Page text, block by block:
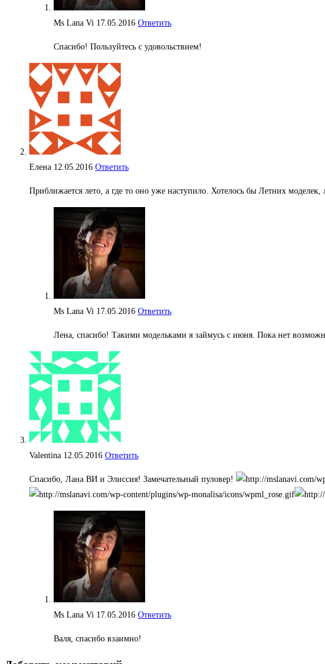
Ms Lana Vi 17.05.2016 Ответить
Спасибо! Пользуйтесь с удовольствием!
Елена 12.05.2016 Ответить
Приближается лето, а где то оно уже наступило. Хотелось бы Летних
Ms Lana Vi 17.05.2016 Ответить
Лена, спасибо! Такими модельками я займусь с июня. Пока нет
Valentina 12.05.2016 Ответить
Спасибо, Лана ВИ и Элиссия! Замечательный пуловер!
Ms Lana Vi 17.05.2016 Ответить
Валя, спасибо взаимно!